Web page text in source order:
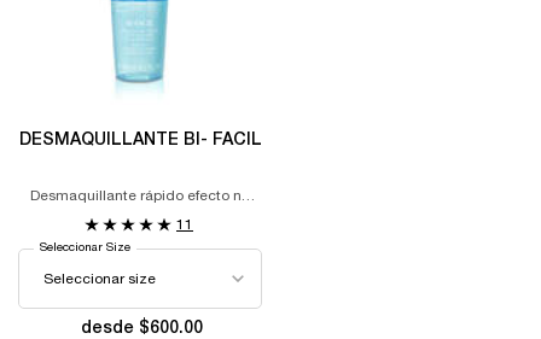
DESMAQUILLANTE BI- FACIL
Desmaquillante rápido efecto no
11
Seleccionar Size
desde $600.00